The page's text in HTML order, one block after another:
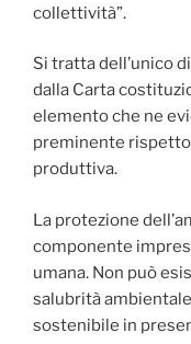
collettività”.
Si tratta dell’unico
dalla Carta
elemento che ne
preminente rispetto
produttiva.
La protezione
componente
umana. Non può
salubrità
sostenibile in